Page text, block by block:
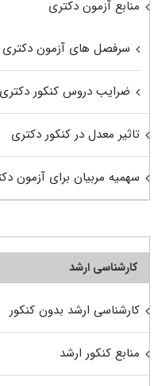
منابع آزمون دکتری
سرفصل های آزمون دکتری
ضرایب دروس کنکور دکتری
تاثیر معدل در کنکور دکتری
سهمیه مربیان برای آزمون
کارشناسی ارشد
کارشناسی ارشد بدون کنکور
منابع کنکور ارشد